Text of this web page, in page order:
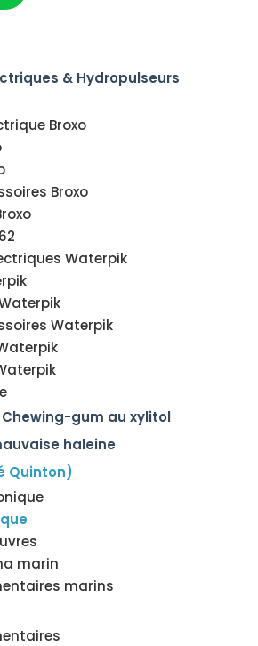
& Hydropulseurs
Broxo
Broxo
Waterpik
Waterpik
gum au xylitol
haleine
Quinton)
marin
marins